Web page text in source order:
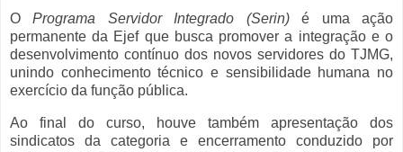
OPrograma Servidor Integrado (Serin)é uma ação
permanente da Ejef que busca promover a integração e o
desenvolvimento contínuo dos novos servidores do TJMG,
unindo conhecimento técnico e sensibilidade humana no
exercício da função pública.
Ao final do curso, houve também apresentação dos
sindicatos da categoria e encerramento conduzido por